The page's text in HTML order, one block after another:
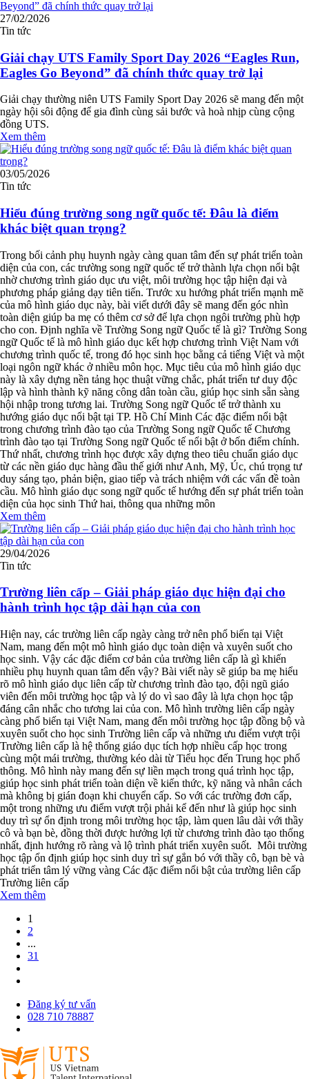
27/02/2026
Tin tức
Giải chạy UTS Family Sport Day 2026 “Eagles Run,
Eagles Go Beyond” đã chính thức quay trở lại
Giải chạy thường niên UTS Family Sport Day 2026 sẽ mang đến một
ngày hội sôi động để gia đình cùng sải bước và hoà nhịp cùng cộng
đồng UTS.
Xem thêm
03/05/2026
Tin tức
Hiểu đúng trường song ngữ quốc tế: Đâu là điểm
khác biệt quan trọng?
Trong bối cảnh phụ huynh ngày càng quan tâm đến sự phát triển toàn
diện của con, các trường song ngữ quốc tế trở thành lựa chọn nổi bật
nhờ chương trình giáo dục ưu việt, môi trường học tập hiện đại và
phương pháp giảng dạy tiên tiến. Trước xu hướng phát triển mạnh mẽ
của mô hình giáo dục này, bài viết dưới đây sẽ mang đến góc nhìn
toàn diện giúp ba mẹ có thêm cơ sở để lựa chọn ngôi trường phù hợp
cho con. Định nghĩa về Trường Song ngữ Quốc tế là gì? Trường Song
ngữ Quốc tế là mô hình giáo dục kết hợp chương trình Việt Nam với
chương trình quốc tế, trong đó học sinh học bằng cả tiếng Việt và một
loại ngôn ngữ khác ở nhiều môn học. Mục tiêu của mô hình giáo dục
này là xây dựng nền tảng học thuật vững chắc, phát triển tư duy độc
lập và hình thành kỹ năng công dân toàn cầu, giúp học sinh sẵn sàng
hội nhập trong tương lai. Trường Song ngữ Quốc tế trở thành xu
hướng giáo dục nổi bật tại TP. Hồ Chí Minh Các đặc điểm nổi bật
trong chương trình đào tạo của Trường Song ngữ Quốc tế Chương
trình đào tạo tại Trường Song ngữ Quốc tế nổi bật ở bốn điểm chính.
Thứ nhất, chương trình học được xây dựng theo tiêu chuẩn giáo dục
từ các nền giáo dục hàng đầu thế giới như Anh, Mỹ, Úc, chú trọng tư
duy sáng tạo, phản biện, giao tiếp và trách nhiệm với các vấn đề toàn
cầu. Mô hình giáo dục song ngữ quốc tế hướng đến sự phát triển toàn
diện của học sinh Thứ hai, thông qua những môn
Xem thêm
29/04/2026
Tin tức
Trường liên cấp – Giải pháp giáo dục hiện đại cho
hành trình học tập dài hạn của con
Hiện nay, các trường liên cấp ngày càng trở nên phổ biến tại Việt
Nam, mang đến một mô hình giáo dục toàn diện và xuyên suốt cho
học sinh. Vậy các đặc điểm cơ bản của trường liên cấp là gì khiến
nhiều phụ huynh quan tâm đến vậy? Bài viết này sẽ giúp ba mẹ hiểu
rõ mô hình giáo dục liên cấp từ chương trình đào tạo, đội ngũ giáo
viên đến môi trường học tập và lý do vì sao đây là lựa chọn học tập
đáng cân nhắc cho tương lai của con. Mô hình trường liên cấp ngày
càng phổ biến tại Việt Nam, mang đến môi trường học tập đồng bộ và
xuyên suốt cho học sinh Trường liên cấp và những ưu điểm vượt trội
Trường liên cấp là hệ thống giáo dục tích hợp nhiều cấp học trong
cùng một mái trường, thường kéo dài từ Tiểu học đến Trung học phổ
thông. Mô hình này mang đến sự liền mạch trong quá trình học tập,
giúp học sinh phát triển toàn diện về kiến thức, kỹ năng và nhân cách
mà không bị gián đoạn khi chuyển cấp. So với các trường đơn cấp,
một trong những ưu điểm vượt trội phải kể đến như là giúp học sinh
duy trì sự ổn định trong môi trường học tập, làm quen lâu dài với thầy
cô và bạn bè, đồng thời được hưởng lợi từ chương trình đào tạo thống
nhất, định hướng rõ ràng và lộ trình phát triển xuyên suốt. Môi trường
học tập ổn định giúp học sinh duy trì sự gắn bó với thầy cô, bạn bè và
phát triển tâm lý vững vàng Các đặc điểm nổi bật của trường liên cấp
Trường liên cấp
Xem thêm
1
2
...
31
Đăng ký tư vấn
028 710 78887